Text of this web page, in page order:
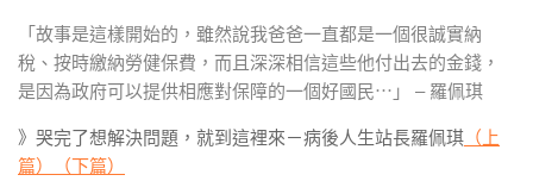
「故事是這樣開始的，雖然說我爸爸一直都是一個很誠實納
稅、按時繳納勞健保費，而且深深相信這些他付出去的金錢，
是因為政府可以提供相應對保障的一個好國民⋯」 – 羅佩琪
》哭完了想解決問題，就到這裡來－病後人生站長羅佩琪 （上
篇）
（下篇）